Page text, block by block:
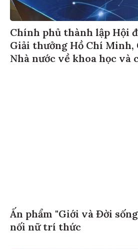
Chính phủ thành lập Hội
Giải thưởng Hồ Chí Minh,
Nhà nước về khoa học và
Ấn phẩm "Giới và Đời
nối nữ trí thức